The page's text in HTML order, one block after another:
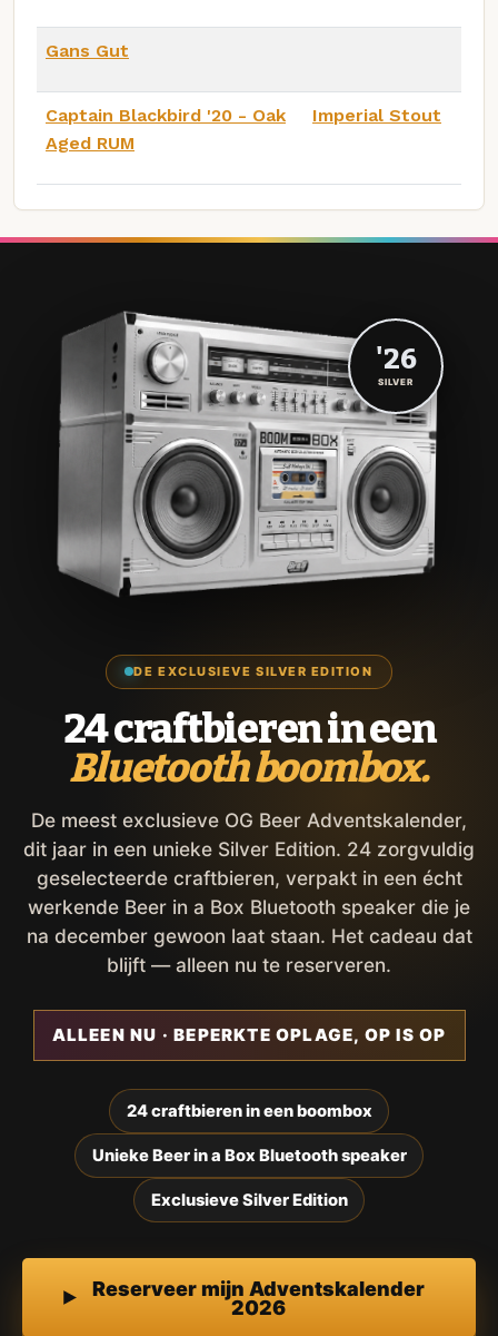
Gans Gut
Captain Blackbird '20 - Oak
Aged RUM
Imperial Stout
DE EXCLUSIEVE SILVER EDITION
24 craftbieren in een
Bluetooth boombox.
De meest exclusieve OG Beer Adventskalender,
dit jaar in een unieke Silver Edition. 24 zorgvuldig
geselecteerde craftbieren, verpakt in een écht
werkende Beer in a Box Bluetooth speaker die je
na december gewoon laat staan. Het cadeau dat
blijft — alleen nu te reserveren.
ALLEEN NU · BEPERKTE OPLAGE, OP IS OP
24 craftbieren in een boombox
Unieke Beer in a Box Bluetooth speaker
Exclusieve Silver Edition
Reserveer mijn Adventskalender
2026
'26
SILVER